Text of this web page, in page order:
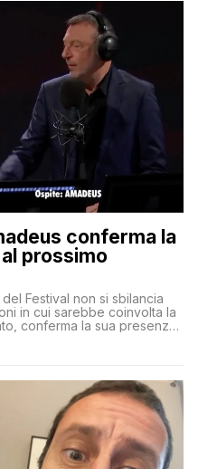
conferma la
prossimo
Festival non si sbilancia
in cui sarebbe coinvolta la
conferma la sua presenza